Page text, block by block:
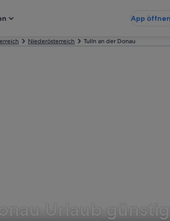
App öffnen
Niederösterreich Tulln an der Donau
Urlaub